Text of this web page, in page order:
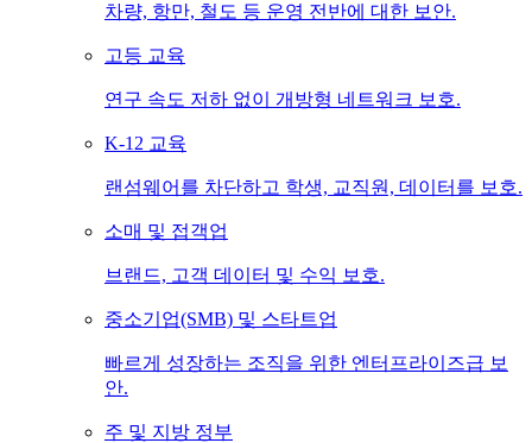
차량, 항만, 철도 등 운영 전반에 대한 보안.
고등 교육
연구 속도 저하 없이 개방형 네트워크 보호.
K-12 교육
랜섬웨어를 차단하고 학생, 교직원, 데이터를 보호.
소매 및 접객업
브랜드, 고객 데이터 및 수익 보호.
중소기업(SMB) 및 스타트업
빠르게 성장하는 조직을 위한 엔터프라이즈급 보
안.
주 및 지방 정부